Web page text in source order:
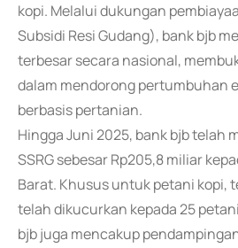
kopi. Melalui dukungan
Subsidi Resi Gudang), bank bjb
terbesar secara nasional,
dalam mendorong pertumbuhan
berbasis pertanian.
Hingga Juni 2025, bank bjb telah
SSRG sebesar Rp205,8 miliar
Barat. Khusus untuk petani kopi,
telah dikucurkan kepada 25
bjb juga mencakup